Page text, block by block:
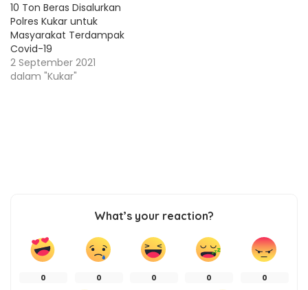
10 Ton Beras Disalurkan
Polres Kukar untuk
Masyarakat Terdampak
Covid-19
2 September 2021
dalam "Kukar"
What’s your reaction?
0 0 0 0 0